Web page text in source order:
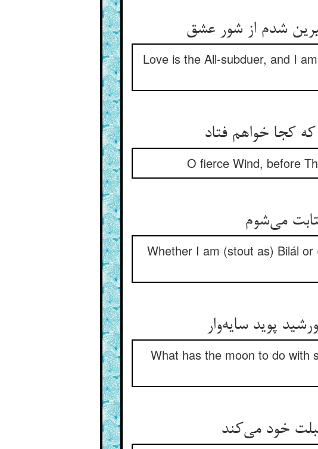
Love is the All-subduer, and I
O fierce Wind, before
Whether I am (stout as) Bilál
What has the moon to do with